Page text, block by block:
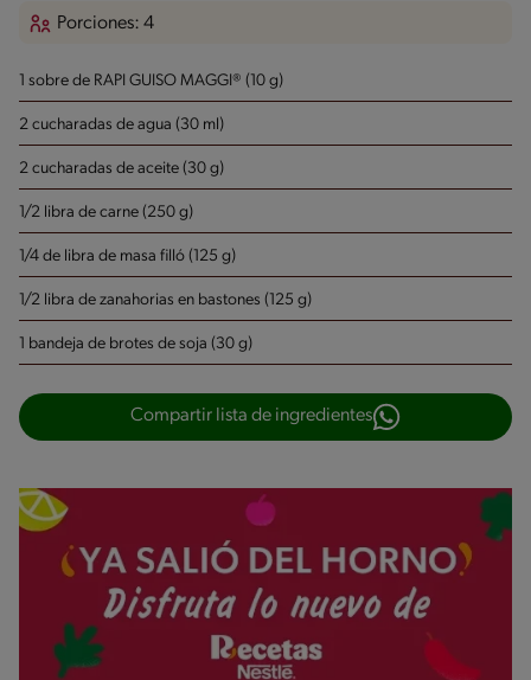
Porciones: 4
1 sobre de RAPI GUISO MAGGI® (10 g)
2 cucharadas de agua (30 ml)
2 cucharadas de aceite (30 g)
1/2 libra de carne (250 g)
1/4 de libra de masa filló (125 g)
1/2 libra de zanahorias en bastones (125 g)
1 bandeja de brotes de soja (30 g)
Compartir lista de ingredientes